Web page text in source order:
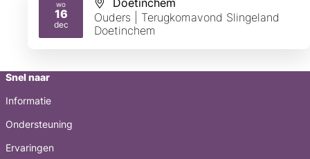
wo
16
dec
2026
Ouders | Terugkomavond Slingeland
Doetinchem
Snel naar
Informatie
Ondersteuning
Ervaringen